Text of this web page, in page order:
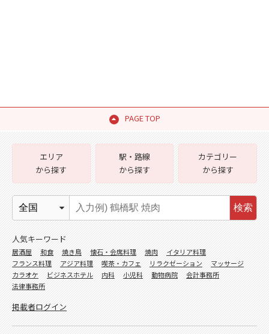
PAGE TOP
エリア
から探す
駅・路線
から探す
カテゴリー
から探す
検索
人気キーワード
居酒屋 和食 焼き鳥 懐石・会席料理 焼肉
イタリア料理
フランス料理
アジア料理 喫茶・カフェ リラクゼーション
マッサージ
カラオケ
ビジネスホテル 内科 小児科 動物病院
会計事務所
法律事務所
掲載者ログイン